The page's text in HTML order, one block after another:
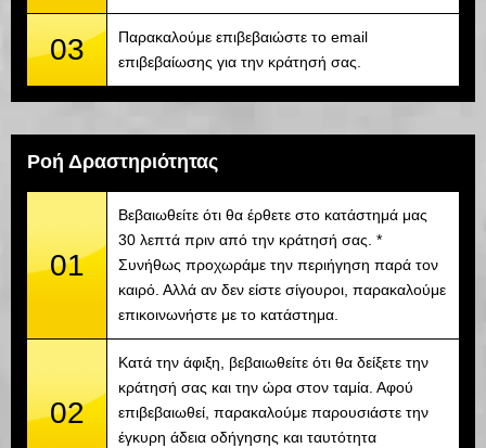
03
Παρακαλούμε επιβεβαιώστε το email
επιβεβαίωσης για την κράτησή σας.
Ροή Δραστηριότητας
01
Βεβαιωθείτε ότι θα έρθετε στο κατάστημά μας
30 λεπτά πριν από την κράτησή σας. *
Συνήθως προχωράμε την περιήγηση παρά τον
καιρό. Αλλά αν δεν είστε σίγουροι, παρακαλούμε
επικοινωνήστε με το κατάστημα.
02
Κατά την άφιξη, βεβαιωθείτε ότι θα δείξετε την
κράτησή σας και την ώρα στον ταμία. Αφού
επιβεβαιωθεί, παρακαλούμε παρουσιάστε την
έγκυρη άδεια οδήγησης και ταυτότητα